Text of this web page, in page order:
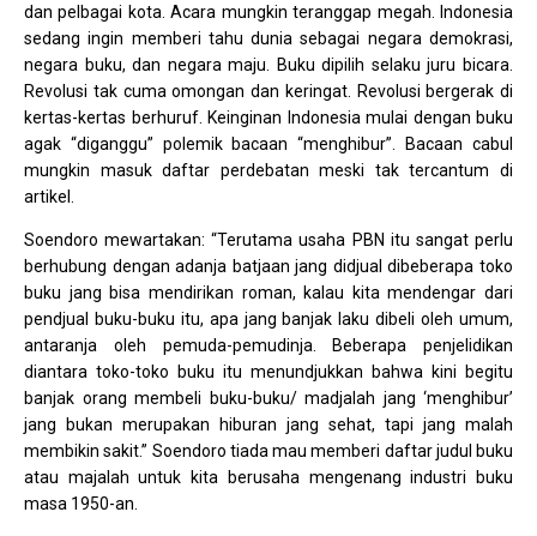
dan pelbagai kota. Acara mungkin teranggap megah. Indonesia
sedang ingin memberi tahu dunia sebagai negara demokrasi,
negara buku, dan negara maju. Buku dipilih selaku juru bicara.
Revolusi tak cuma omongan dan keringat. Revolusi bergerak di
kertas-kertas berhuruf. Keinginan Indonesia mulai dengan buku
agak “diganggu” polemik bacaan “menghibur”. Bacaan cabul
mungkin masuk daftar perdebatan meski tak tercantum di
artikel.
Soendoro mewartakan: “Terutama usaha PBN itu sangat perlu
berhubung dengan adanja batjaan jang didjual dibeberapa toko
buku jang bisa mendirikan roman, kalau kita mendengar dari
pendjual buku-buku itu, apa jang banjak laku dibeli oleh umum,
antaranja oleh pemuda-pemudinja. Beberapa penjelidikan
diantara toko-toko buku itu menundjukkan bahwa kini begitu
banjak orang membeli buku-buku/ madjalah jang ‘menghibur’
jang bukan merupakan hiburan jang sehat, tapi jang malah
membikin sakit.” Soendoro tiada mau memberi daftar judul buku
atau majalah untuk kita berusaha mengenang industri buku
masa 1950-an.